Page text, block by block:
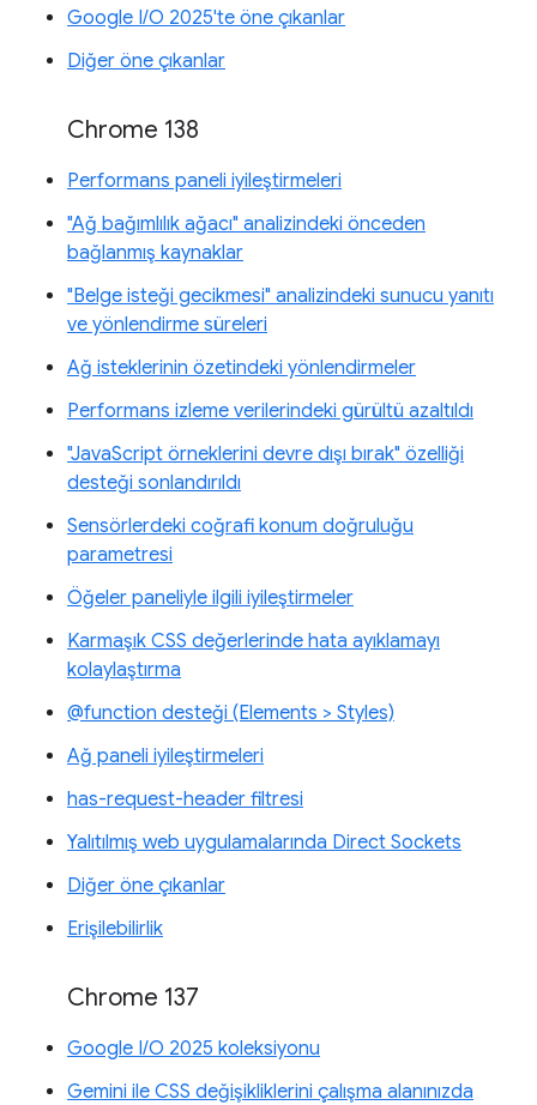
Google I/O 2025'te öne çıkanlar
Diğer öne çıkanlar
Chrome 138
Performans paneli iyileştirmeleri
"Ağ bağımlılık ağacı" analizindeki önceden
bağlanmış kaynaklar
"Belge isteği gecikmesi" analizindeki sunucu yanıtı
ve yönlendirme süreleri
Ağ isteklerinin özetindeki yönlendirmeler
Performans izleme verilerindeki gürültü azaltıldı
"JavaScript örneklerini devre dışı bırak" özelliği
desteği sonlandırıldı
Sensörlerdeki coğrafi konum doğruluğu
parametresi
Öğeler paneliyle ilgili iyileştirmeler
Karmaşık CSS değerlerinde hata ayıklamayı
kolaylaştırma
@function desteği (Elements > Styles)
Ağ paneli iyileştirmeleri
has-request-header filtresi
Yalıtılmış web uygulamalarında Direct Sockets
Diğer öne çıkanlar
Erişilebilirlik
Chrome 137
Google I/O 2025 koleksiyonu
Gemini ile CSS değişikliklerini çalışma alanınızda